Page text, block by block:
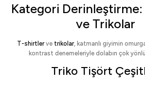
Kategori
ve Trikolar
T-shirtlerve trikolar, katmanlı giyimin
kontrast denemeleriyle dolabın çok
Triko Tişört